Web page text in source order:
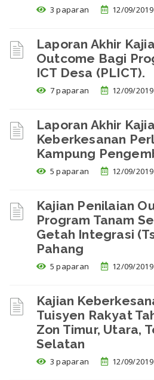
3 paparan 12/09/2019
Laporan Akhir
Outcome Bagi
ICT Desa (PLICT).
7 paparan 12/09/2019
Laporan Akhir
Keberkesanan
Kampung
5 paparan 12/09/2019
Kajian Penilaian
Program Tanam
Getah Integrasi
Pahang
5 paparan 12/09/2019
Kajian
Tuisyen Rakyat
Zon Timur, Utara,
Selatan
3 paparan 12/09/2019